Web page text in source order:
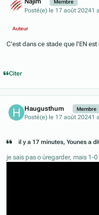
Membre
Posté(e) le 17 août 20241 a
Auteur
C'est dans ce stade que l'EN est
Citer
Haugusthum Membre
Posté(e) le 17 août 20241 a
il y a 17 minutes, Younes a
je sais pas o ùregarder, mais 1-